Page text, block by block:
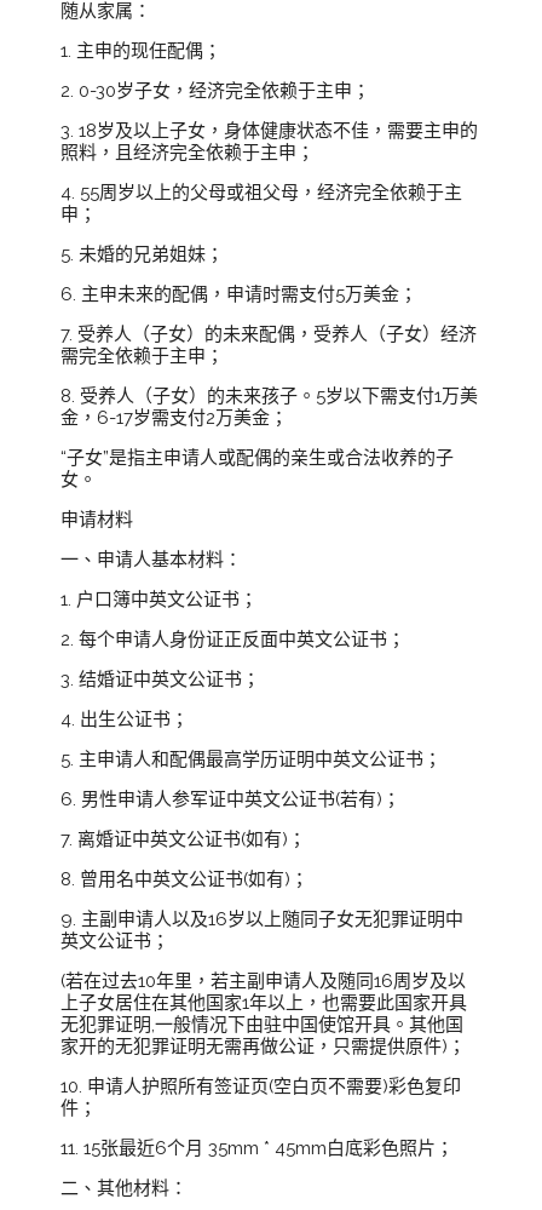
随从家属：
1. 主申的现任配偶；
2. 0-30岁子女，经济完全依赖于主申；
3. 18岁及以上子女，身体健康状态不佳，需要主申的
照料，且经济完全依赖于主申；
4. 55周岁以上的父母或祖父母，经济完全依赖于主
申；
5. 未婚的兄弟姐妹；
6. 主申未来的配偶，申请时需支付5万美金；
7. 受养人（子女）的未来配偶，受养人（子女）经济
需完全依赖于主申；
8. 受养人（子女）的未来孩子。5岁以下需支付1万美
金，6-17岁需支付2万美金；
“子女”是指主申请人或配偶的亲生或合法收养的子
女。
申请材料
一、申请人基本材料：
1. 户口簿中英文公证书；
2. 每个申请人身份证正反面中英文公证书；
3. 结婚证中英文公证书；
4. 出生公证书；
5. 主申请人和配偶最高学历证明中英文公证书；
6. 男性申请人参军证中英文公证书(若有)；
7. 离婚证中英文公证书(如有)；
8. 曾用名中英文公证书(如有)；
9. 主副申请人以及16岁以上随同子女无犯罪证明中
英文公证书；
(若在过去10年里，若主副申请人及随同16周岁及以
上子女居住在其他国家1年以上，也需要此国家开具
无犯罪证明,一般情况下由驻中国使馆开具。其他国
家开的无犯罪证明无需再做公证，只需提供原件)；
10. 申请人护照所有签证页(空白页不需要)彩色复印
件；
11. 15张最近6个月 35mm * 45mm白底彩色照片；
二、其他材料：